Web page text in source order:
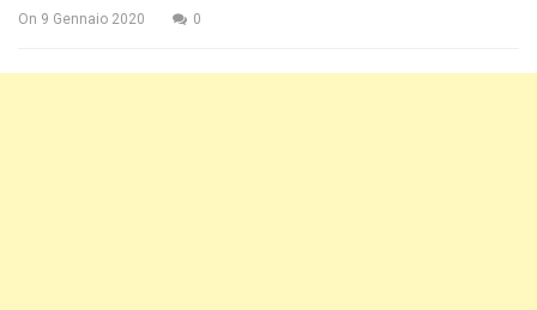
On 9 Gennaio 2020 0